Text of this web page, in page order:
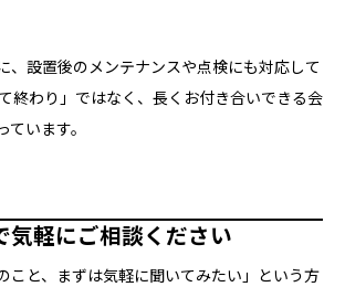
、設置後のメンテナンスや点検にも対応して
終わり」ではなく、長くお付き合いできる会
います。
気軽にご相談ください
こと、まずは気軽に聞いてみたい」という方